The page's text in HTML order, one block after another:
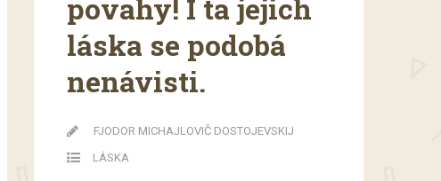
povahy! I ta jejich
láska se podobá
nenávisti.
FJODOR MICHAJLOVIČ DOSTOJEVSKIJ
LÁSKA